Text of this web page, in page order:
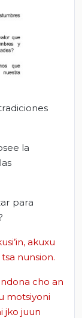
la
para
akuxu
nunsion.
cho an
motsiyoni
jko juun